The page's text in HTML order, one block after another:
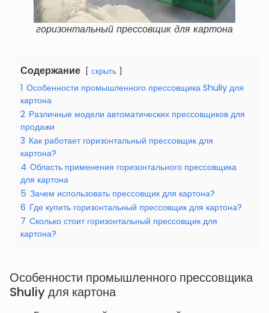
горизонтальный прессовщик для картона
Содержание скрыть
1 Особенности промышленного прессовщика Shuliy для
картона
2 Различные модели автоматических прессовщиков для
продажи
3 Как работает горизонтальный прессовщик для
картона?
4 Область применения горизонтального прессовщика
для картона
5 Зачем использовать прессовщик для картона?
6 Где купить горизонтальный прессовщик для картона?
7 Сколько стоит горизонтальный прессовщик для
картона?
Особенности промышленного прессовщика
Shuliy для картона